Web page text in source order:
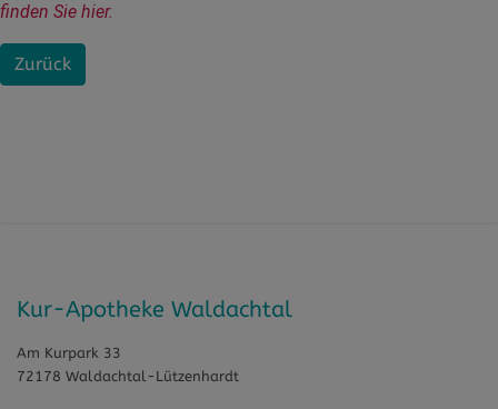
Zurück
finden Sie hier.
Kur-Apotheke Waldachtal
Am Kurpark 33
72178 Waldachtal-Lützenhardt